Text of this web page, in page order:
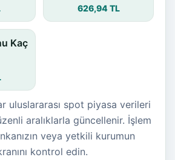
626,94 TL
Kaç
uluslararası spot piyasa verileri
aralıklarla güncellenir. İşlem
veya yetkili kurumun
kontrol edin.